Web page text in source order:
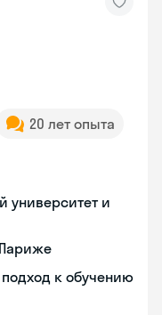
20 лет опыта
университет и
к обучению